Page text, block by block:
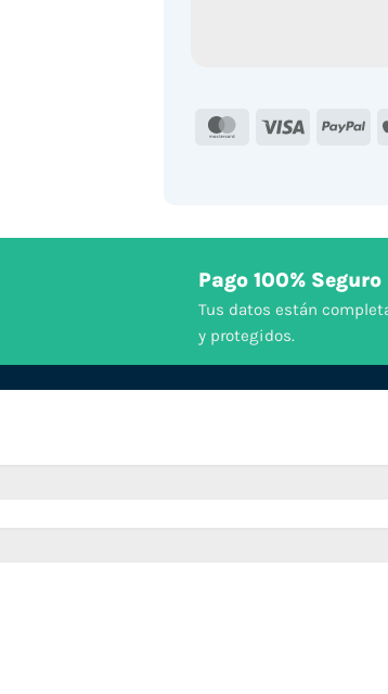
MasterCard
Visa
Pago 100% Seguro
Tus datos están
y protegidos.